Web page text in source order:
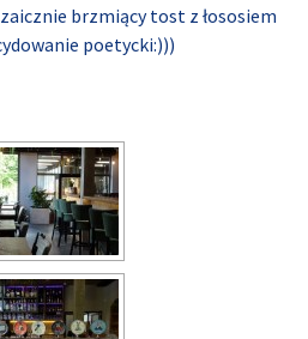
brzmiący tost z łososiem
poetycki:)))